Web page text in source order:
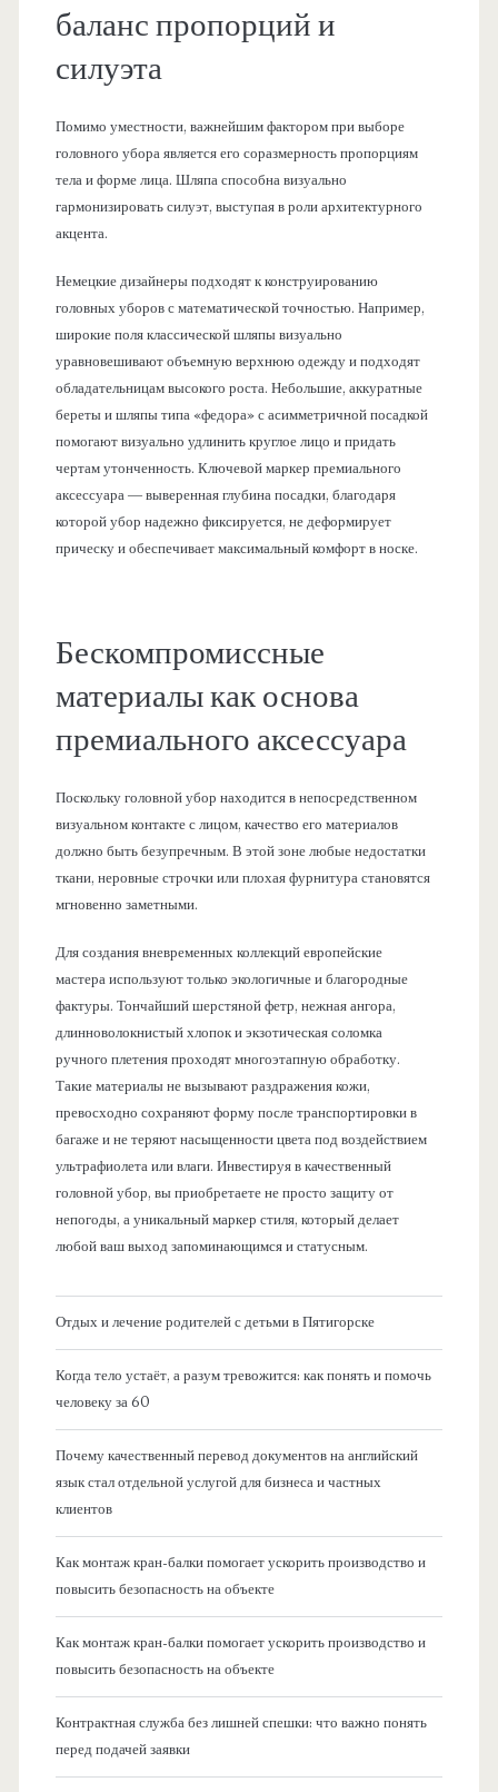
баланс пропорций и
силуэта
Помимо уместности, важнейшим фактором при выборе
головного убора является его соразмерность пропорциям
тела и форме лица. Шляпа способна визуально
гармонизировать силуэт, выступая в роли архитектурного
акцента.
Немецкие дизайнеры подходят к конструированию
головных уборов с математической точностью. Например,
широкие поля классической шляпы визуально
уравновешивают объемную верхнюю одежду и подходят
обладательницам высокого роста. Небольшие, аккуратные
береты и шляпы типа «федора» с асимметричной посадкой
помогают визуально удлинить круглое лицо и придать
чертам утонченность. Ключевой маркер премиального
аксессуара — выверенная глубина посадки, благодаря
которой убор надежно фиксируется, не деформирует
прическу и обеспечивает максимальный комфорт в носке.
Бескомпромиссные
материалы как основа
премиального аксессуара
Поскольку головной убор находится в непосредственном
визуальном контакте с лицом, качество его материалов
должно быть безупречным. В этой зоне любые недостатки
ткани, неровные строчки или плохая фурнитура становятся
мгновенно заметными.
Для создания вневременных коллекций европейские
мастера используют только экологичные и благородные
фактуры. Тончайший шерстяной фетр, нежная ангора,
длинноволокнистый хлопок и экзотическая соломка
ручного плетения проходят многоэтапную обработку.
Такие материалы не вызывают раздражения кожи,
превосходно сохраняют форму после транспортировки в
багаже и не теряют насыщенности цвета под воздействием
ультрафиолета или влаги. Инвестируя в качественный
головной убор, вы приобретаете не просто защиту от
непогоды, а уникальный маркер стиля, который делает
любой ваш выход запоминающимся и статусным.
Отдых и лечение родителей с детьми в Пятигорске
Когда тело устаёт, а разум тревожится: как понять и помочь
человеку за 60
Почему качественный перевод документов на английский
язык стал отдельной услугой для бизнеса и частных
клиентов
Как монтаж кран-балки помогает ускорить производство и
повысить безопасность на объекте
Как монтаж кран-балки помогает ускорить производство и
повысить безопасность на объекте
Контрактная служба без лишней спешки: что важно понять
перед подачей заявки